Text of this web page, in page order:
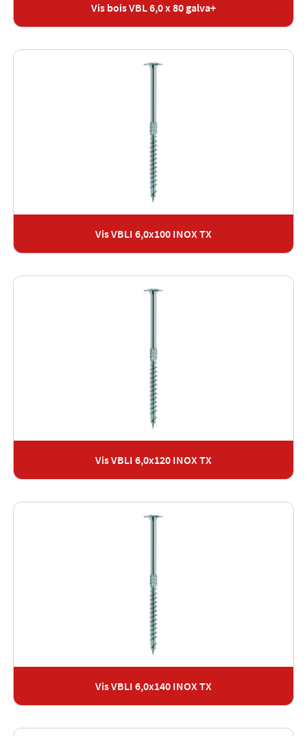
Vis bois VBL 6,0 x 80 galva+
Vis VBLI 6,0x100 INOX TX
Vis VBLI 6,0x120 INOX TX
Vis VBLI 6,0x140 INOX TX